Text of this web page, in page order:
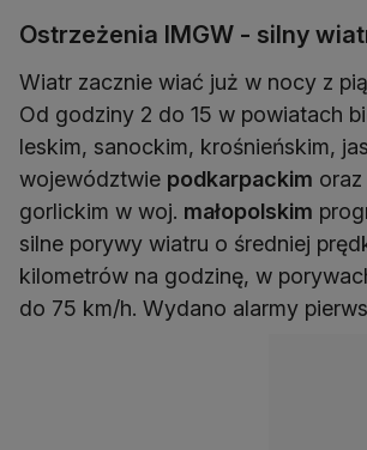
Ostrzeżenia IMGW - silny
Wiatr zacznie wiać już w nocy z
Od godziny 2 do 15 w powiatach
leskim, sanockim, krośnieńskim,
województwie podkarpackim
gorlickim w woj. małopolskim
silne porywy wiatru o średniej
kilometrów na godzinę, w
do 75 km/h. Wydano alarmy